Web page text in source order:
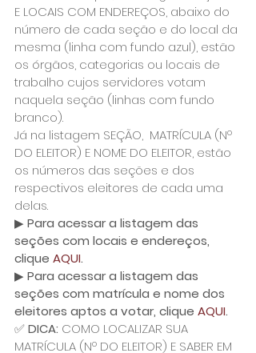
E LOCAIS COM ENDEREÇOS, abaixo do
número de cada seção e do local da
mesma (linha com fundo azul), estão
os órgãos, categorias ou locais de
trabalho cujos servidores votam
naquela seção (linhas com fundo
branco).
Já na listagem SEÇÃO,  MATRÍCULA (Nº
DO ELEITOR) E NOME DO ELEITOR, estão
os números das seções e dos
respectivos eleitores de cada uma
delas.
▶ Para acessar a listagem das
seções com locais e endereços,
clique AQUI.
▶ Para acessar a listagem das
seções com matrícula e nome dos
eleitores aptos a votar, clique AQUI.
✅ DICA: COMO LOCALIZAR SUA
MATRÍCULA (Nº DO ELEITOR) E SABER EM